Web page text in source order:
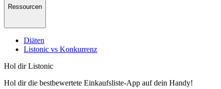
Ressourcen
Diäten
Listonic vs Konkurrenz
Hol dir Listonic
Hol dir die bestbewertete Einkaufsliste-App auf dein Handy!